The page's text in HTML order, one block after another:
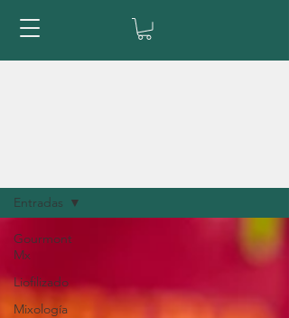
Gourmont
Mx
Liofilizado
Mixología
Entradas